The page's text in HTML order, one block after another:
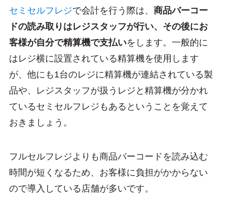
セミセルフレジで会計を行う際は、 商品バーコー
ドの読み取りはレジスタッフが行い、その後にお
客様が自分で精算機で支払いをします。一般的に
はレジ横に設置されている精算機を使用します
が、他にも1台のレジに精算機が連結されている製
品や、レジスタッフが扱うレジと精算機が分かれ
ているセミセルフレジもあるということを覚えて
おきましょう。
フルセルフレジよりも商品バーコードを読み込む
時間が短くなるため、お客様に負担がかからない
ので導入している店舗が多いです。